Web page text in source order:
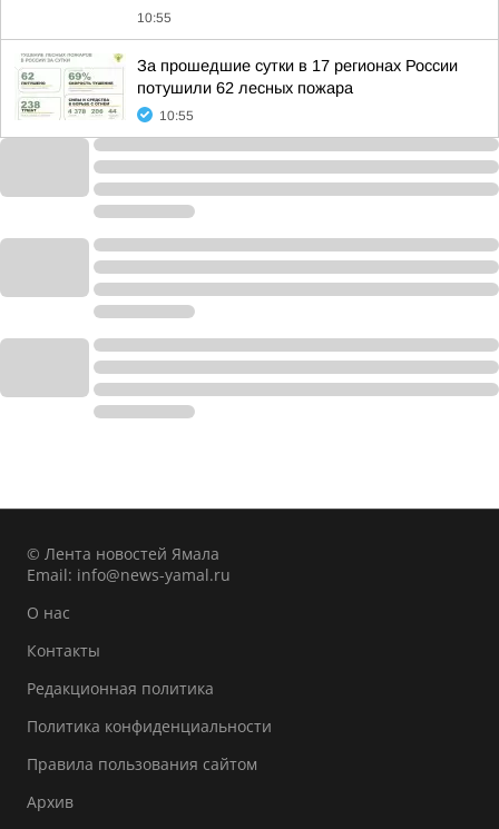
10:55
За прошедшие сутки в 17 регионах России
потушили 62 лесных пожара
10:55
© Лента новостей Ямала
Email: info@news-yamal.ru
О нас
Контакты
Редакционная политика
Политика конфиденциальности
Правила пользования сайтом
Архив